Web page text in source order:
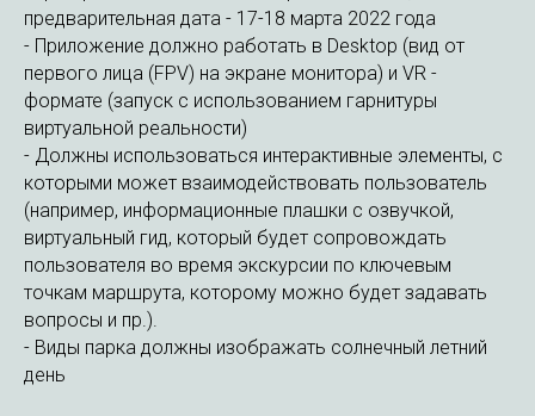
предварительная дата - 17-18 марта 2022 года
- Приложение должно работать в Desktop (вид от
первого лица (FPV) на экране монитора) и VR -
формате (запуск с использованием гарнитуры
виртуальной реальности)
- Должны использоваться интерактивные элементы, с
которыми может взаимодействовать пользователь
(например, информационные плашки с озвучкой,
виртуальный гид, который будет сопровождать
пользователя во время экскурсии по ключевым
точкам маршрута, которому можно будет задавать
вопросы и пр.).
- Виды парка должны изображать солнечный летний
день